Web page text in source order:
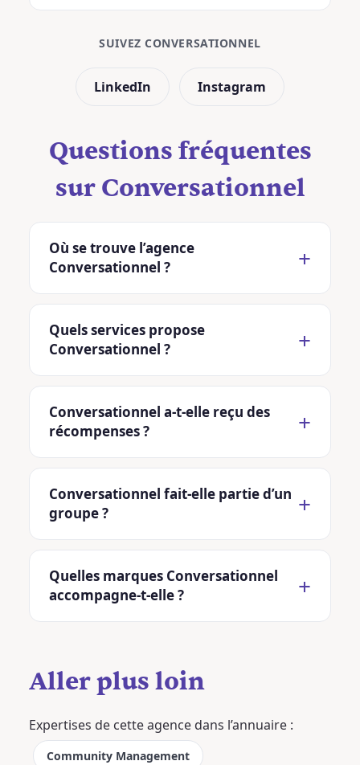
SUIVEZ CONVERSATIONNEL
LinkedIn Instagram
Questions fréquentes
sur Conversationnel
Où se trouve l’agence
Conversationnel ?
Quels services propose
Conversationnel ?
Conversationnel a-t-elle reçu des
récompenses ?
Conversationnel fait-elle partie d’un
groupe ?
Quelles marques Conversationnel
accompagne-t-elle ?
Aller plus loin
Expertises de cette agence dans l’annuaire :
Community Management